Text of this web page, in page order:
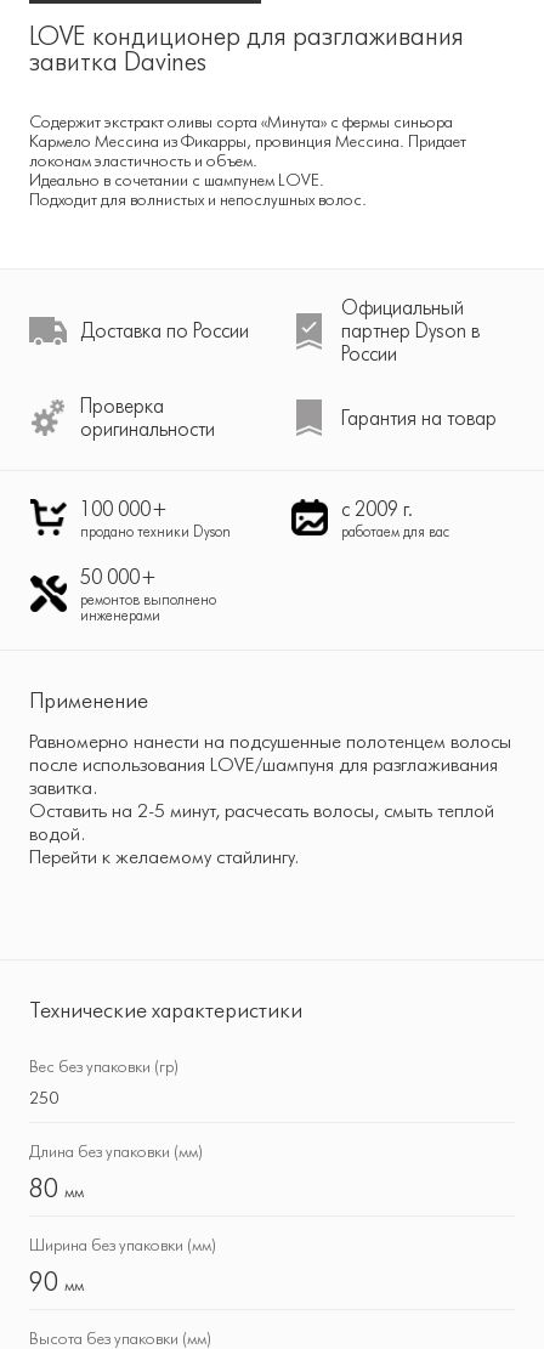
LOVE кондиционер для разглаживания
завитка Davines
Содержит экстракт оливы сорта «Минута» с фермы синьора
Кармело Мессина из Фикарры, провинция Мессина. Придает
локонам эластичность и объем.
Идеально в сочетании с шампунем LOVE.
Подходит для волнистых и непослушных волос.
Доставка по России
Официальный
партнер Dyson в
России
Проверка
оригинальности
Гарантия на товар
100 000+
продано техники Dyson
с 2009 г.
работаем для вас
50 000+
ремонтов выполнено
инженерами
Применение
Равномерно нанести на подсушенные полотенцем волосы
после использования LOVE/шампуня для разглаживания
завитка.
Оставить на 2-5 минут, расчесать волосы, смыть теплой
водой.
Перейти к желаемому стайлингу.
Технические характеристики
Вес без упаковки (гр)
250
Длина без упаковки (мм)
80 мм
Ширина без упаковки (мм)
90 мм
Высота без упаковки (мм)